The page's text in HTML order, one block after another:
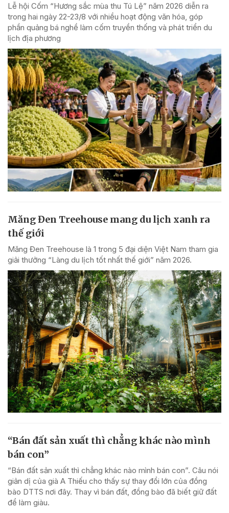
Lễ hội Cốm “Hương sắc mùa thu Tú Lệ” năm 2026 diễn ra
trong hai ngày 22-23/8 với nhiều hoạt động văn hóa, góp
phần quảng bá nghề làm cốm truyền thống và phát triển du
lịch địa phương
Măng Đen Treehouse mang du lịch xanh ra
thế giới
Măng Đen Treehouse là 1 trong 5 đại diện Việt Nam tham gia
giải thưởng “Làng du lịch tốt nhất thế giới” năm 2026.
“Bán đất sản xuất thì chẳng khác nào mình
bán con”
“Bán đất sản xuất thì chẳng khác nào mình bán con”. Câu nói
giản dị của già A Thiếu cho thấy sự thay đổi lớn của đồng
bào DTTS nơi đây. Thay vì bán đất, đồng bào đã biết giữ đất
để làm giàu.